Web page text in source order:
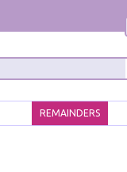
REMAINDERS